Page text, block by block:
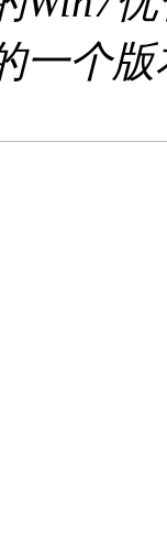
一个